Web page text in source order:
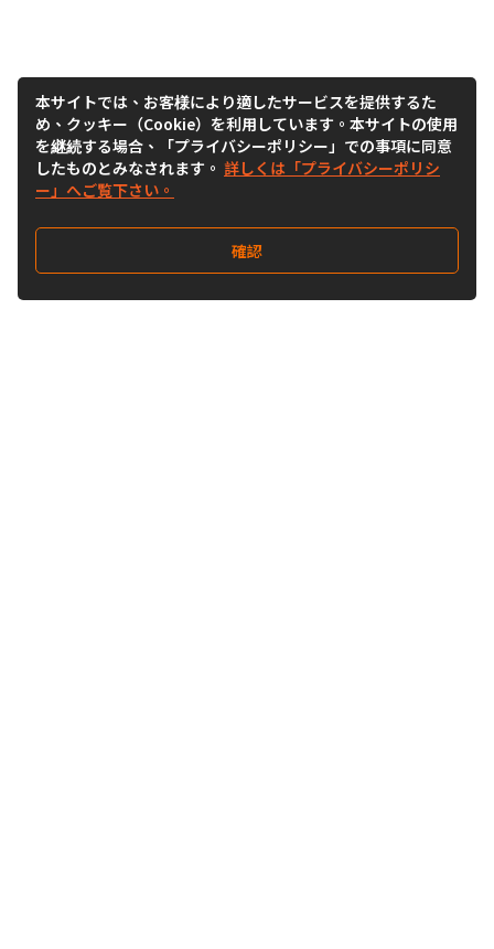
本サイトでは、お客様により適したサービスを提供するた
め、クッキー（Cookie）を利用しています。本サイトの使用
を継続する場合、「プライバシーポリシー」での事項に同意
したものとみなされます。 詳しくは「プライバシーポリシ
ー」へご覧下さい。
確認